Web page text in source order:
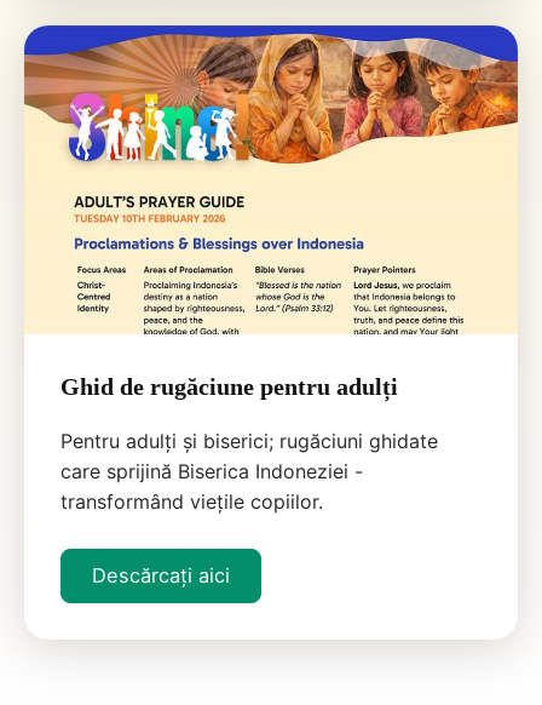
Ghid de rugăciune pentru adulți
Pentru adulți și biserici; rugăciuni ghidate
care sprijină Biserica Indoneziei -
transformând viețile copiilor.
Descărcați aici